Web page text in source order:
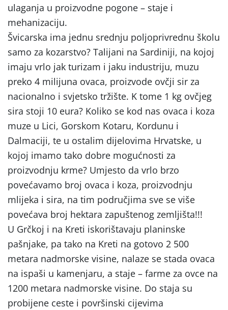
ulaganja u proizvodne pogone – staje i
mehanizaciju.
Švicarska ima jednu srednju poljoprivrednu školu
samo za kozarstvo? Talijani na Sardiniji, na kojoj
imaju vrlo jak turizam i jaku industriju, muzu
preko 4 milijuna ovaca, proizvode ovčji sir za
nacionalno i svjetsko tržište. K tome 1 kg ovčjeg
sira stoji 10 eura? Koliko se kod nas ovaca i koza
muze u Lici, Gorskom Kotaru, Kordunu i
Dalmaciji, te u ostalim dijelovima Hrvatske, u
kojoj imamo tako dobre mogućnosti za
proizvodnju krme? Umjesto da vrlo brzo
povećavamo broj ovaca i koza, proizvodnju
mlijeka i sira, na tim područjima sve se više
povećava broj hektara zapuštenog zemljišta!!!
U Grčkoj i na Kreti iskorištavaju planinske
pašnjake, pa tako na Kreti na gotovo 2 500
metara nadmorske visine, nalaze se stada ovaca
na ispaši u kamenjaru, a staje – farme za ovce na
1200 metara nadmorske visine. Do staja su
probijene ceste i površinski cijevima